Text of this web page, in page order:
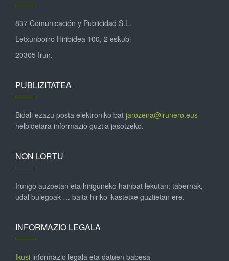
837 Comunicación y Publicidad S.L.
Letxunborro Hiribidea 100, 2 eskubi
20305 Irun.
PUBLIZITATEA
Bidali ezazu posta elektroniko bat jarozena@irunero.eus
helbidetara informazio guztia jasotzeko.
NON LORTU
Irungo auzoetan eta hiriguneko hainbat lekutan; tabernak,
udal bulegoak … baita hiriko ikastetxe guztietan ere.
INFORMAZIO LEGALA
Ikusi informazio legala eta datuen babesa